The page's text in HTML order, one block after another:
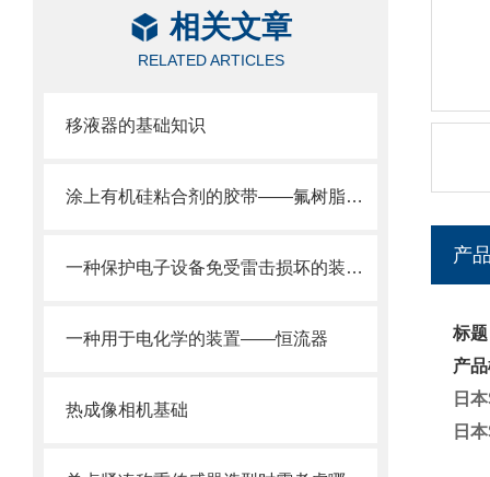
相关文章
RELATED ARTICLES
移液器的基础知识
涂上有机硅粘合剂的胶带——氟树脂胶带
一种保护电子设备免受雷击损坏的装置——避雷器
一种用于电化学的装置——恒流器
热成像相机基础
产
标
产
日
日